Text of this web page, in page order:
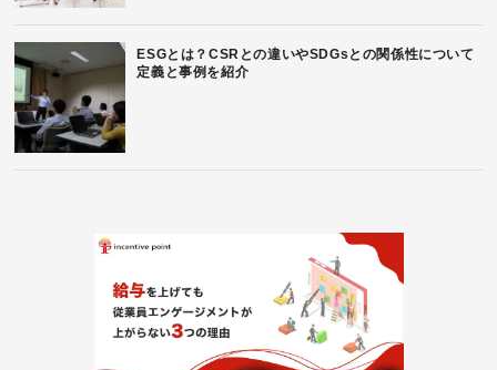
ESGとは？CSRとの違いやSDGsとの関係性について
定義と事例を紹介